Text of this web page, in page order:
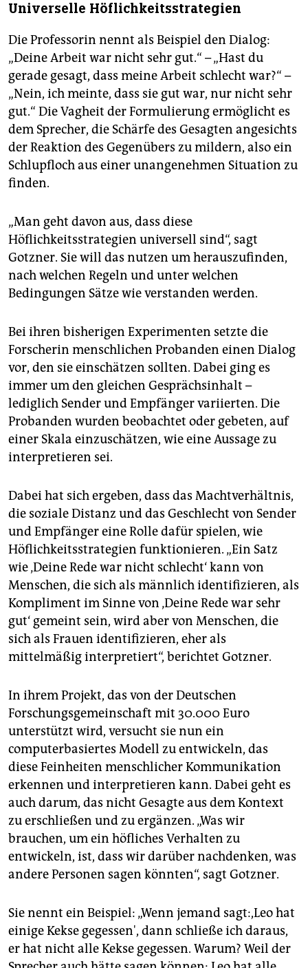
Universelle Höflichkeitsstrategien
Die Professorin nennt als Beispiel den Dialog:
„Deine Arbeit war nicht sehr gut.“ – „Hast du
gerade gesagt, dass meine Arbeit schlecht war?“ –
„Nein, ich meinte, dass sie gut war, nur nicht sehr
gut.“ Die Vagheit der Formulierung ermöglicht es
dem Sprecher, die Schärfe des Gesagten angesichts
der Reaktion des Gegenübers zu mildern, also ein
Schlupfloch aus einer unangenehmen Situation zu
finden.
„Man geht davon aus, dass diese
Höflichkeitsstrategien universell sind“, sagt
Gotzner. Sie will das nutzen um herauszufinden,
nach welchen Regeln und unter welchen
Bedingungen Sätze wie verstanden werden.
Bei ihren bisherigen Experimenten setzte die
Forscherin menschlichen Probanden einen Dialog
vor, den sie einschätzen sollten. Dabei ging es
immer um den gleichen Gesprächsinhalt –
lediglich Sender und Empfänger variierten. Die
Probanden wurden beobachtet oder gebeten, auf
einer Skala einzuschätzen, wie eine Aussage zu
interpretieren sei.
Dabei hat sich ergeben, dass das Machtverhältnis,
die soziale Distanz und das Geschlecht von Sender
und Empfänger eine Rolle dafür spielen, wie
Höflichkeitsstrategien funktionieren. „Ein Satz
wie ‚Deine Rede war nicht schlecht‘ kann von
Menschen, die sich als männlich identifizieren, als
Kompliment im Sinne von ‚Deine Rede war sehr
gut‘ gemeint sein, wird aber von Menschen, die
sich als Frauen identifizieren, eher als
mittelmäßig interpretiert“, berichtet Gotzner.
In ihrem Projekt, das von der Deutschen
Forschungsgemeinschaft mit 30.000 Euro
unterstützt wird, versucht sie nun ein
computerbasiertes Modell zu entwickeln, das
diese Feinheiten menschlicher Kommunikation
erkennen und interpretieren kann. Dabei geht es
auch darum, das nicht Gesagte aus dem Kontext
zu erschließen und zu ergänzen. „Was wir
brauchen, um ein höfliches Verhalten zu
entwickeln, ist, dass wir darüber nachdenken, was
andere Personen sagen könnten“, sagt Gotzner.
Sie nennt ein Beispiel: „Wenn jemand sagt:,Leo hat
einige Kekse gegessen', dann schließe ich daraus,
er hat nicht alle Kekse gegessen. Warum? Weil der